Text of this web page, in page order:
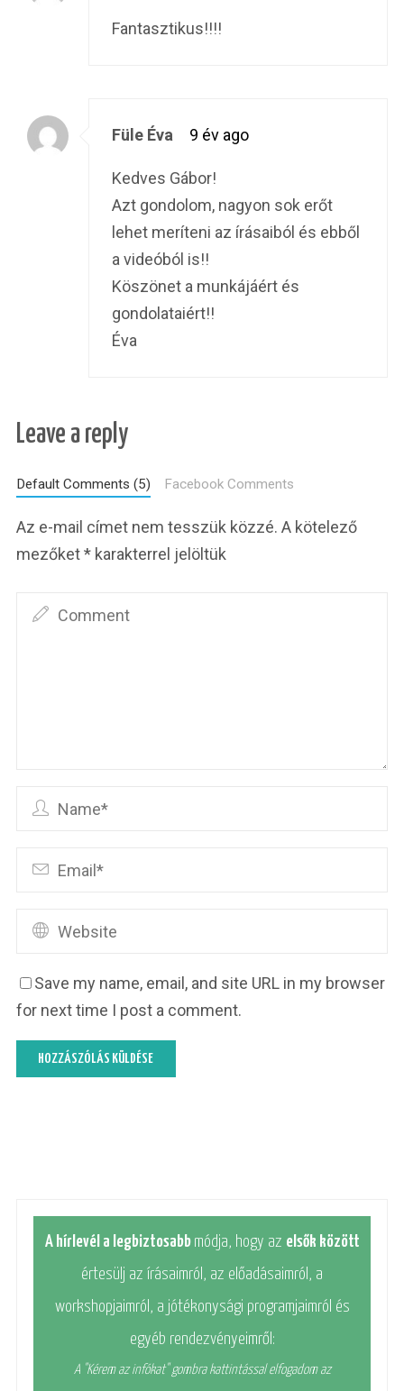
Fantasztikus!!!!
Füle Éva 9 év ago
Kedves Gábor!
Azt gondolom, nagyon sok erőt
lehet meríteni az írásaiból és ebből
a videóból is!!
Köszönet a munkájáért és
gondolataiért!!
Éva
Leave a reply
Default Comments (5) Facebook Comments
Az e-mail címet nem tesszük közzé. A kötelező
mezőket* karakterrel jelöltük
Save my name, email, and site URL in my browser
for next time I post a comment.
A hírlevél a legbiztosabb módja, hogy az elsők között
értesülj az írásaimról, az előadásaimról, a
workshopjaimról, a jótékonysági programjaimról és
egyéb rendezvényeimről:
A "Kérem az infókat" gombra kattintással elfogadom az